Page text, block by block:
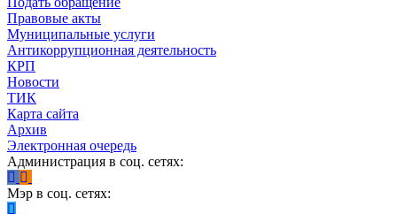
Правовые акты
Муниципальные услуги
Антикоррупционная деятельность
КРП
Новости
ТИК
Карта сайта
Архив
Электронная очередь
Администрация в соц. сетях:
Мэр в соц. сетях: